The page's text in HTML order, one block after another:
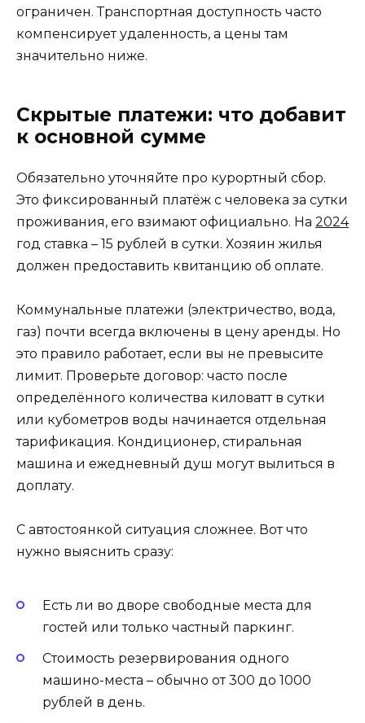
ограничен. Транспортная доступность часто
компенсирует удаленность, а цены там
значительно ниже.
Скрытые платежи: что добавит
к основной сумме
Обязательно уточняйте про курортный сбор.
Это фиксированный платёж с человека за сутки
проживания, его взимают официально. На 2024
год ставка – 15 рублей в сутки. Хозяин жилья
должен предоставить квитанцию об оплате.
Коммунальные платежи (электричество, вода,
газ) почти всегда включены в цену аренды. Но
это правило работает, если вы не превысите
лимит. Проверьте договор: часто после
определённого количества киловатт в сутки
или кубометров воды начинается отдельная
тарификация. Кондиционер, стиральная
машина и ежедневный душ могут вылиться в
доплату.
С автостоянкой ситуация сложнее. Вот что
нужно выяснить сразу:
Есть ли во дворе свободные места для
гостей или только частный паркинг.
Стоимость резервирования одного
машино-места – обычно от 300 до 1000
рублей в день.